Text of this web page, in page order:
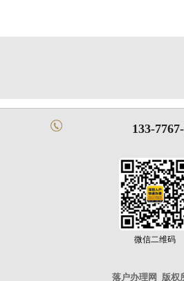
133-
微信二维码
落户办理网 版权